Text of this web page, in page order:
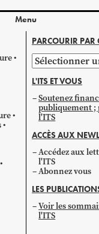
Menu
PARCOURIR PAR
Parcourir
par
catégorie
L'ITS ET VOUS
Soutenez
publiquement ;
l'ITS
ACCÈS AUX
Accédez aux
l'ITS
Abonnez vous
LES
Voir les
l'ITS